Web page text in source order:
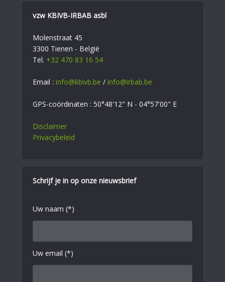
vzw KBIVB-IRBAB asbl
Molenstraat 45
3300 Tienen - België
Tel. +32 470 83 16 54
Email : info@kbivb.be / info@irbab.be
GPS-coördinaten : 50°48'12" N - 04°57'00" E
Disclaimer
Privacybeleid
Schrijf je in op onze nieuwsbrief
Uw naam (*)
Uw email (*)